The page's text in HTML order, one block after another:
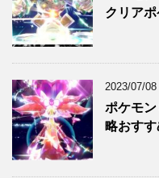
クリア
2023/07/08
ポケモ
略おす